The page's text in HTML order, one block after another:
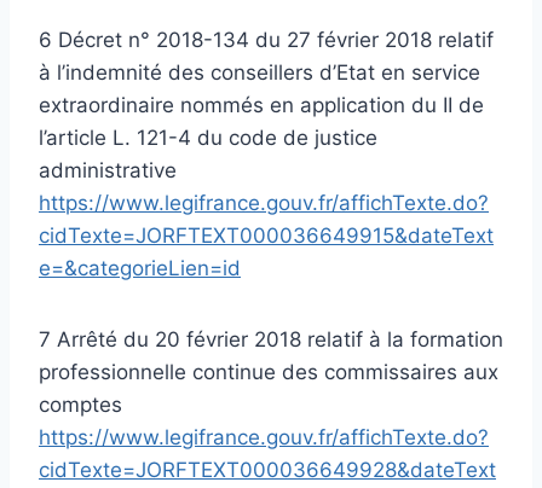
6 Décret n° 2018-134 du 27 février 2018 relatif
à l’indemnité des conseillers d’Etat en service
extraordinaire nommés en application du II de
l’article L. 121-4 du code de justice
administrative
https://www.legifrance.gouv.fr/affichTexte.do?
cidTexte=JORFTEXT000036649915&dateText
e=&categorieLien=id
7 Arrêté du 20 février 2018 relatif à la formation
professionnelle continue des commissaires aux
comptes
https://www.legifrance.gouv.fr/affichTexte.do?
cidTexte=JORFTEXT000036649928&dateText